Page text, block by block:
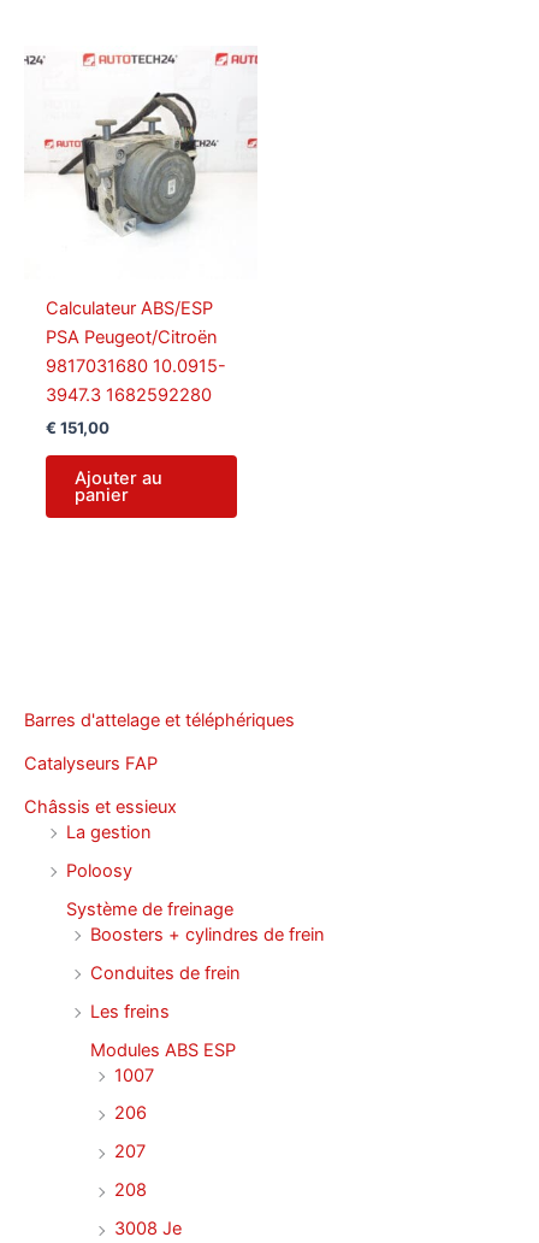
Barres d'attelage et téléphériques
Catalyseurs FAP
Châssis et essieux
La gestion
Poloosy
Système de freinage
Boosters + cylindres de frein
Conduites de frein
Les freins
Modules ABS ESP
1007
206
207
208
3008 Je
Calculateur ABS/ESP
PSA Peugeot/Citroën
9817031680 10.0915-
3947.3 1682592280
€ 151,00
Ajouter au
panier